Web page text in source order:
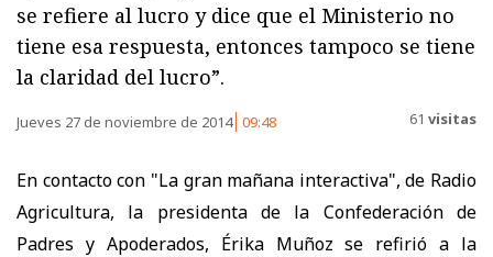
se refiere al lucro y dice que el Ministerio no
tiene esa respuesta, entonces tampoco se tiene
la claridad del lucro”.
Jueves 27 de noviembre de 2014 09:48 61 visitas
En contacto con "La gran mañana interactiva", de Radio
Agricultura, la presidenta de la Confederación de
Padres y Apoderados, Érika Muñoz se refirió a la